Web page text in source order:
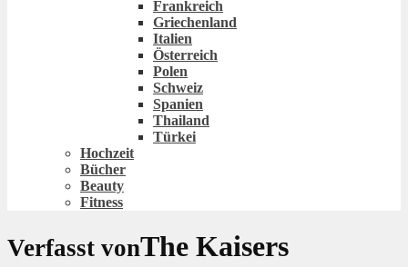
Frankreich
Griechenland
Italien
Österreich
Polen
Schweiz
Spanien
Thailand
Türkei
Hochzeit
Bücher
Beauty
Fitness
Verfasst vonThe Kaisers